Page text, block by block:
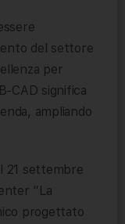
del settore
per
CAD significa
ampliando
21 settembre
“La
progettato